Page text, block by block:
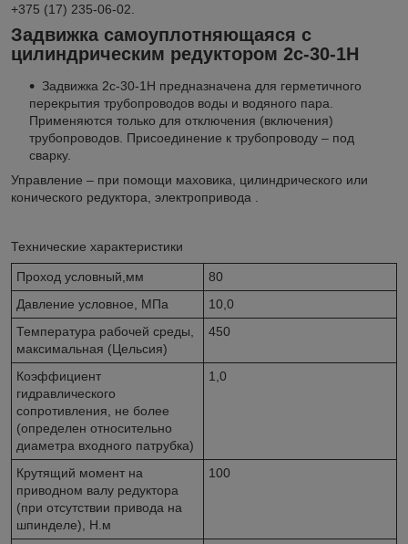
+375 (17) 235-06-02.
Задвижка самоуплотняющаяся с
цилиндрическим редуктором 2с-30-1Н
Задвижка 2с-30-1Н предназначена для герметичного
перекрытия трубопроводов воды и водяного пара.
Применяются только для отключения (включения)
трубопроводов. Присоединение к трубопроводу – под
сварку.
Управление – при помощи маховика, цилиндрического или
конического редуктора, электропривода .
Технические характеристики
Проход условный,мм
80
Давление условное, МПа
10,0
Температура рабочей среды,
максимальная (Цельсия)
450
Коэффициент
гидравлического
сопротивления, не более
(определен относительно
диаметра входного патрубка)
1,0
Крутящий момент на
приводном валу редуктора
(при отсутствии привода на
шпинделе), Н.м
100